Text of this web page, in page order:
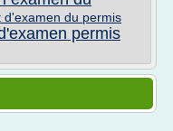
d'examen du permis
permis